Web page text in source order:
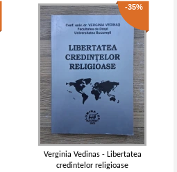
-35%
Verginia Vedinas - Libertatea
credintelor religioase